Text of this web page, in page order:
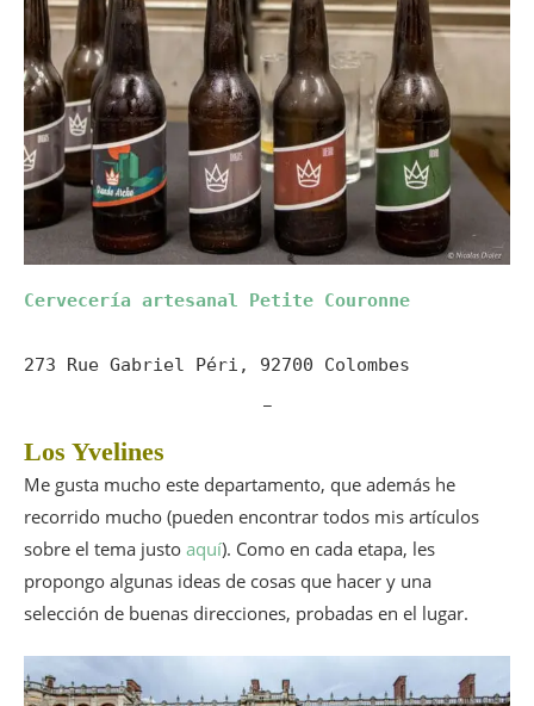
Cervecería artesanal Petite Couronne
273 Rue Gabriel Péri, 92700 Colombes
Los Yvelines
Me gusta mucho este departamento, que además he
recorrido mucho (pueden encontrar todos mis artículos
sobre el tema justo aquí). Como en cada etapa, les
propongo algunas ideas de cosas que hacer y una
selección de buenas direcciones, probadas en el lugar.